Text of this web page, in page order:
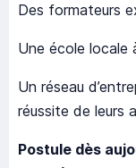
Des formateurs
Une école locale
Un réseau
réussite de leurs
Postule dès